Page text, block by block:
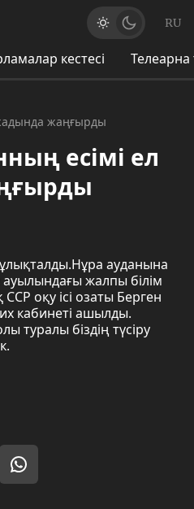
RU
кестесі
жаңғырды
есімі ел
ұлықталды.Нұра ауданына
жалпы білім
оқу ісі озаты Берген
кабинеті ашылды.
туралы біздің түсіру